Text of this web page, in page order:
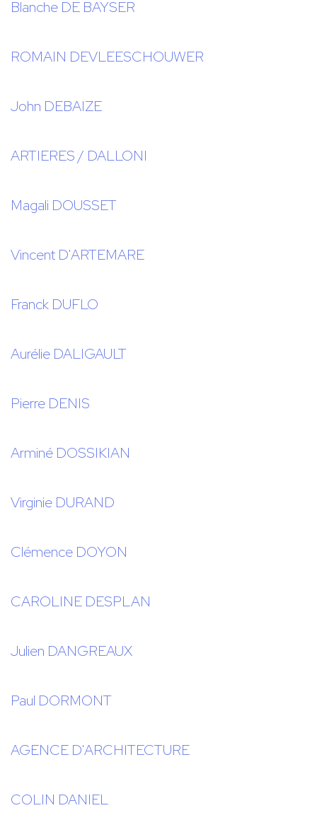
Blanche DE BAYSER
ROMAIN DEVLEESCHOUWER
John DEBAIZE
ARTIERES / DALLONI
Magali DOUSSET
Vincent D'ARTEMARE
Franck DUFLO
Aurélie DALIGAULT
Pierre DENIS
Arminé DOSSIKIAN
Virginie DURAND
Clémence DOYON
CAROLINE DESPLAN
Julien DANGREAUX
Paul DORMONT
AGENCE D'ARCHITECTURE
COLIN DANIEL